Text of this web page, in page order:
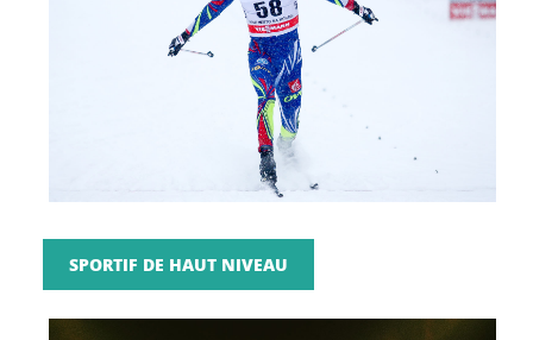
SPORTIF DE HAUT NIVEAU